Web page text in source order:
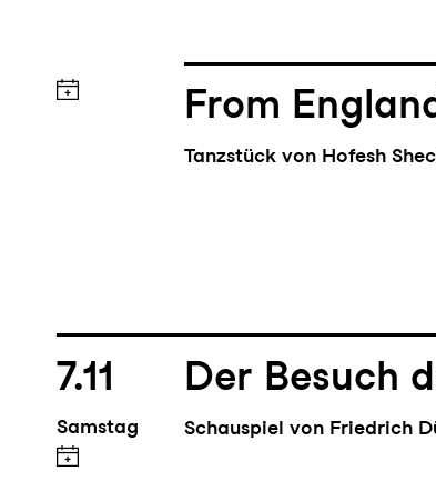
From
Tanzstück von Hofesh
7.11
Samstag
Der Besuch
Schauspiel von Friedrich